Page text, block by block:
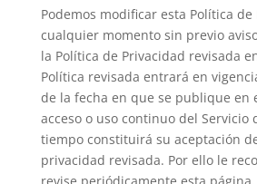
Podemos modificar esta Política
cualquier momento sin previo
la Política de Privacidad revisada
Política revisada entrará en
de la fecha en que se publique en
acceso o uso continuo del Servicio
tiempo constituirá su aceptación
privacidad revisada. Por ello le